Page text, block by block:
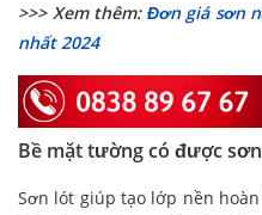
>>> Xem thêm: Đơn giá sơn
nhất 2024
Bề mặt tường có được
Sơn lót giúp tạo lớp nền